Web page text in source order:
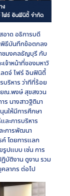
อาด อธิการบดี
พิธีบันทึกข้อตกลง
าชมงคลธัญบุรี กับ
จ้าหน้าที่ของมหาวิ
ลดจ์ ไฟร์ อินฟินิตี้
บริหาร ว่าทีที่ร้อย
ณ.พงษ์ สุขสงวน
ร นางสาวฐิติมา
นให้มีการศึกษา
ละการบริหาร
ะการพัฒนา
โดยการแลก
ปแบบ เช่น การ
บัติงาน ดูงาน รวม
ลากร ต่อไป